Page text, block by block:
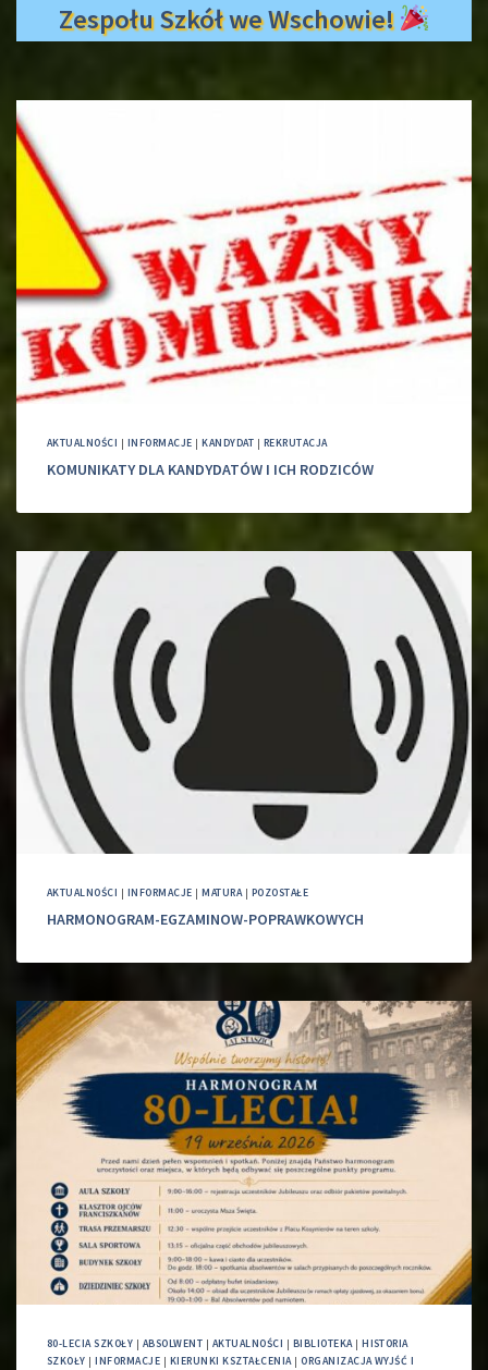
Zespołu Szkół we Wschowie!
AKTUALNOŚCI | INFORMACJE |KANDYDAT | REKRUTACJA
KOMUNIKATY DLA KANDYDATÓW I ICH RODZICÓW
AKTUALNOŚCI | INFORMACJE |MATURA| POZOSTAŁE
HARMONOGRAM-EGZAMINOW-POPRAWKOWYCH
80-LECIA SZKOŁY | ABSOLWENT | AKTUALNOŚCI | BIBLIOTEKA|HISTORIA
SZKOŁY |INFORMACJE | KIERUNKI KSZTAŁCENIA|ORGANIZACJA WYJŚĆ I